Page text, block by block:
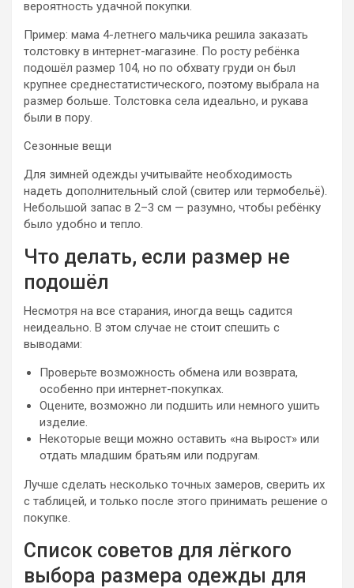
вероятность удачной покупки.
Пример: мама 4-летнего мальчика решила заказать
толстовку в интернет-магазине. По росту ребёнка
подошёл размер 104, но по обхвату груди он был
крупнее среднестатистического, поэтому выбрала на
размер больше. Толстовка села идеально, и рукава
были в пору.
Сезонные вещи
Для зимней одежды учитывайте необходимость
надеть дополнительный слой (свитер или термобельё).
Небольшой запас в 2–3 см — разумно, чтобы ребёнку
было удобно и тепло.
Что делать, если размер не
подошёл
Несмотря на все старания, иногда вещь садится
неидеально. В этом случае не стоит спешить с
выводами:
Проверьте возможность обмена или возврата,
особенно при интернет-покупках.
Оцените, возможно ли подшить или немного ушить
изделие.
Некоторые вещи можно оставить «на вырост» или
отдать младшим братьям или подругам.
Лучше сделать несколько точных замеров, сверить их
с таблицей, и только после этого принимать решение о
покупке.
Список советов для лёгкого
выбора размера одежды для